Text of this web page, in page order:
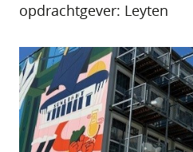
opdrachtgever: Leyten